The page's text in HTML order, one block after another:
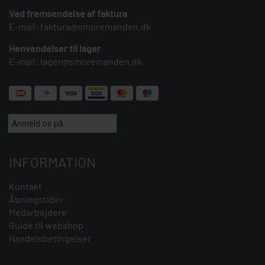
Ved fremsendelse af faktura
E-mail: faktura@smoremanden.dk
Henvendelser til lager
E-mail: lager@smoremanden.dk
INFORMATION
Kontakt
Åbningstider
Medarbejdere
Guide til webshop
Handelsbetingelser